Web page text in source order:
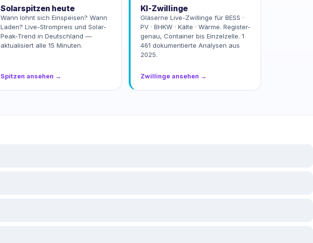
Solarspitzen heute
Wann lohnt sich Einspeisen? Wann
Laden? Live-Strompreis und Solar-
Peak-Trend in Deutschland —
aktualisiert alle 15 Minuten.
Spitzen ansehen →
KI-Zwillinge
Gläserne Live-Zwillinge für BESS ·
PV · BHKW · Kälte · Wärme. Register-
genau, Container bis Einzelzelle. 1
461 dokumentierte Analysen aus
2025.
Zwillinge ansehen →